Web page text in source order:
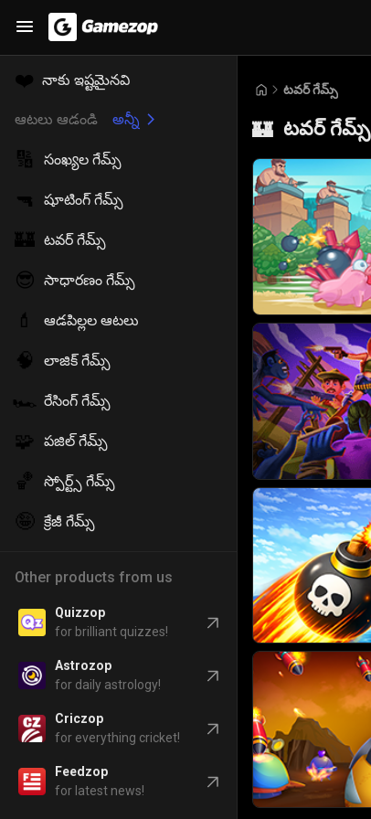
❤️ నాకు ఇష్టమైనవి
ఆటలు ఆడండి అన్నీ
🔢 సంఖ్యల గేమ్స్
🔫 షూటింగ్ గేమ్స్
🏰 టవర్ గేమ్స్
😎 సాధారణం గేమ్స్
💄 ఆడపిల్లల ఆటలు
🧠 లాజిక్ గేమ్స్
🏎️ రేసింగ్ గేమ్స్
🧩 పజిల్ గేమ్స్
🏀 స్పోర్ట్స్ గేమ్స్
🤪 క్రేజీ గేమ్స్
Other products from us
Quizzop
for brilliant quizzes!
Astrozop
for daily astrology!
Criczop
for everything cricket!
Feedzop
for latest news!
టవర్ గేమ్స్
🏰 టవర్ గేమ్స్